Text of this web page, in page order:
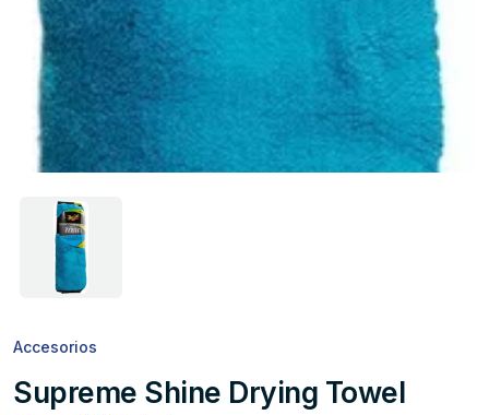
Accesorios
Supreme Shine Drying Towel